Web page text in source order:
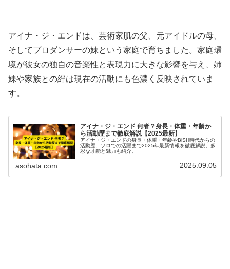
アイナ・ジ・エンドは、芸術家肌の父、元アイドルの母、
そしてプロダンサーの妹という家庭で育ちました。家庭環
境が彼女の独自の音楽性と表現力に大きな影響を与え、姉
妹や家族との絆は現在の活動にも色濃く反映されていま
す。
アイナ・ジ・エンド 何者？身長・体重・年齢か
ら活動歴まで徹底解説【2025最新】
アイナ・ジ・エンドの身長・体重・年齢やBiSH時代からの
活動歴、ソロでの活躍まで2025年最新情報を徹底解説。多
彩な才能と魅力も紹介。
asohata.com 2025.09.05